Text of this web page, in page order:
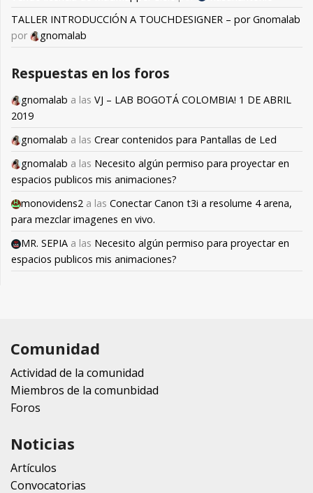
TALLER INTRODUCCIÓN A TOUCHDESIGNER – por Gnomalab
por
gnomalab
Respuestas en los foros
gnomalab a las VJ – LAB BOGOTÁ COLOMBIA! 1 DE ABRIL
2019
gnomalab a las Crear contenidos para Pantallas de Led
gnomalab a las Necesito algún permiso para proyectar en
espacios publicos mis animaciones?
monovidens2 a las Conectar Canon t3i a resolume 4 arena,
para mezclar imagenes en vivo.
MR. SEPIA a las Necesito algún permiso para proyectar en
espacios publicos mis animaciones?
Comunidad
Actividad de la comunidad
Miembros de la comunbidad
Foros
Noticias
Artículos
Convocatorias